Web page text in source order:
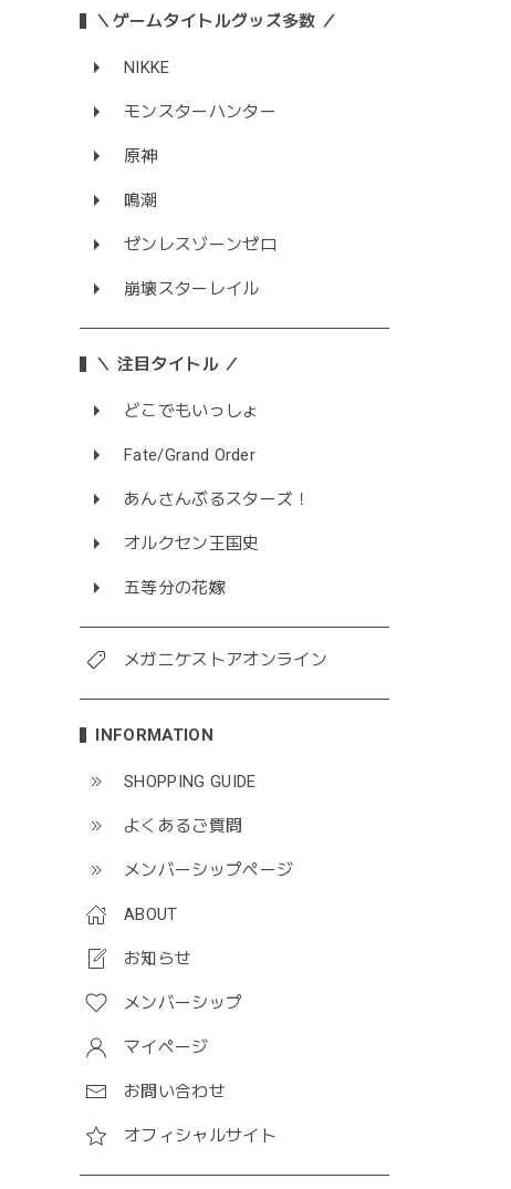
＼ゲームタイトルグッズ多数 ／
NIKKE
モンスターハンター
原神
鳴潮
ゼンレスゾーンゼロ
崩壊スターレイル
＼ 注目タイトル ／
どこでもいっしょ
Fate/Grand Order
あんさんぶるスターズ！
オルクセン王国史
五等分の花嫁
メガニケストアオンライン
INFORMATION
SHOPPING GUIDE
よくあるご質問
メンバーシップページ
ABOUT
お知らせ
メンバーシップ
マイページ
お問い合わせ
オフィシャルサイト